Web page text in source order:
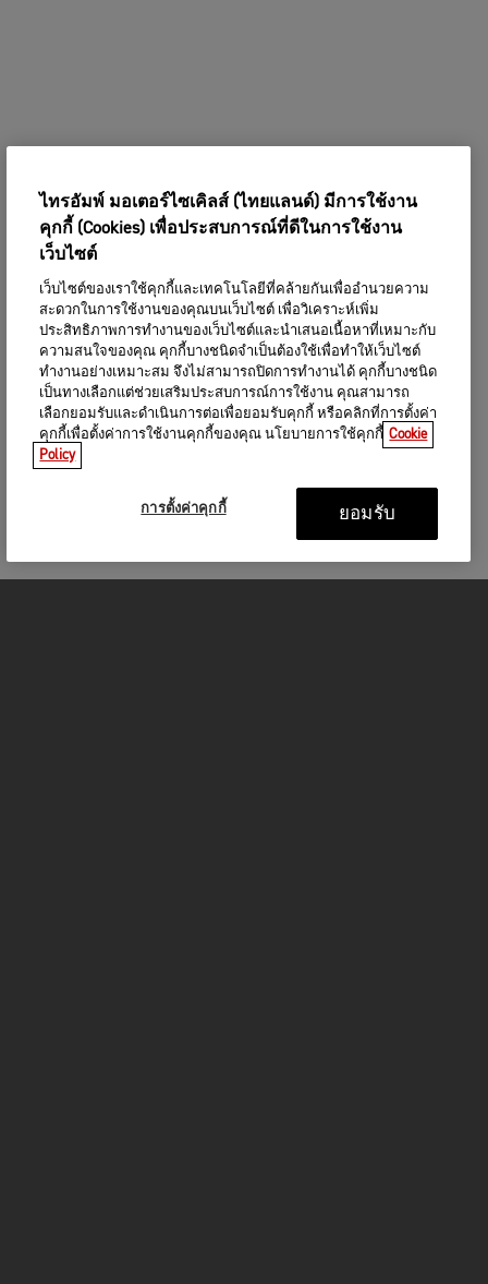
ไทรอัมพ์ มอเตอร์ไซเคิลส์ (ไทยแลนด์) มีการใช้งาน
คุกกี้ (Cookies) เพื่อประสบการณ์ที่ดีในการใช้งาน
เว็บไซต์
เว็บไซต์ของเราใช้คุกกี้และเทคโนโลยีที่คล้ายกันเพื่ออำนวยความ
สะดวกในการใช้งานของคุณบนเว็บไซต์ เพื่อวิเคราะห์เพิ่ม
ประสิทธิภาพการทำงานของเว็บไซต์และนำเสนอเนื้อหาที่เหมาะกับ
ความสนใจของคุณ คุกกี้บางชนิดจำเป็นต้องใช้เพื่อทำให้เว็บไซต์
ทำงานอย่างเหมาะสม จึงไม่สามารถปิดการทำงานได้ คุกกี้บางชนิด
เป็นทางเลือกแต่ช่วยเสริมประสบการณ์การใช้งาน คุณสามารถ
เลือกยอมรับและดำเนินการต่อเพื่อยอมรับคุกกี้ หรือคลิกที่การตั้งค่า
คุกกี้เพื่อตั้งค่าการใช้งานคุกกี้ของคุณ นโยบายการใช้คุกกี้ Cookie
Policy
การตั้งค่าคุกกี้ ยอมรับ